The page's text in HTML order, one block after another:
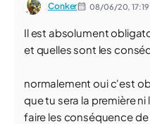
Conker 08/06/20,17:19
Il est absolument
et quelles sont les
normalement oui c'est
que tu sera la première
faire les conséquence de